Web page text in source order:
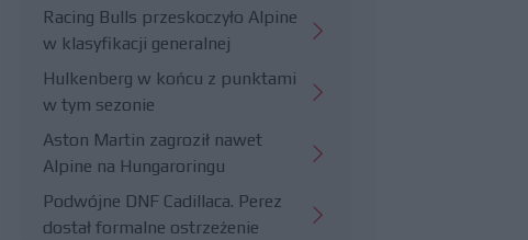
Racing Bulls przeskoczyło Alpine
w klasyfikacji generalnej
Hulkenberg w końcu z punktami
w tym sezonie
Aston Martin zagroził nawet
Alpine na Hungaroringu
Podwójne DNF Cadillaca. Perez
dostał formalne ostrzeżenie